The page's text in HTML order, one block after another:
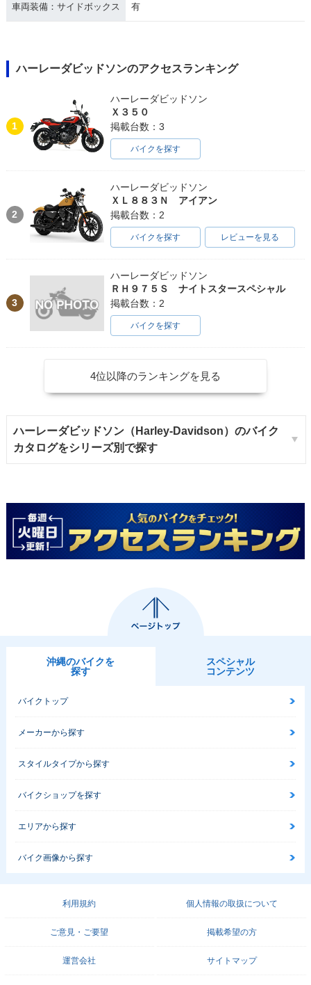
車両装備：サイドボックス 有
ハーレーダビッドソンのアクセスランキング
1
ハーレーダビッドソン
Ｘ３５０
掲載台数：3
バイクを探す
2
ハーレーダビッドソン
ＸＬ８８３Ｎ アイアン
掲載台数：2
バイクを探す レビューを見る
3
ハーレーダビッドソン
ＲＨ９７５Ｓ ナイトスタースペシャル
掲載台数：2
バイクを探す
4位以降のランキングを見る
ハーレーダビッドソン（Harley-Davidson）のバイク
カタログをシリーズ別で探す
沖縄のバイクを
探す
スペシャル
コンテンツ
バイクトップ
メーカーから探す
スタイルタイプから探す
バイクショップを探す
エリアから探す
バイク画像から探す
利用規約 個人情報の取扱について
ご意見・ご要望 掲載希望の方
運営会社 サイトマップ